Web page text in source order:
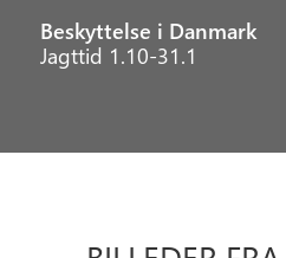
Beskyttelse i Danmark
Jagttid 1.10-31.1